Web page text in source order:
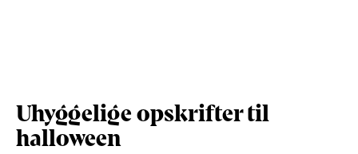
Uhyggelige opskrifter til
halloween